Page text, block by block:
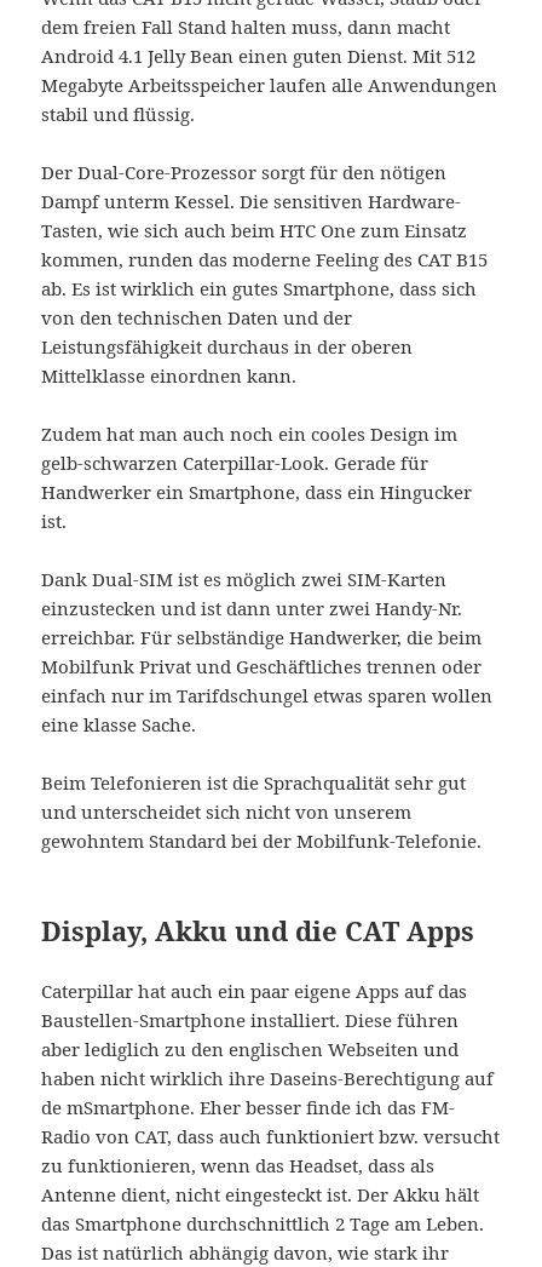
dem freien Fall Stand halten muss, dann macht
Android 4.1 Jelly Bean einen guten Dienst. Mit 512
Megabyte Arbeitsspeicher laufen alle Anwendungen
stabil und flüssig.
Der Dual-Core-Prozessor sorgt für den nötigen
Dampf unterm Kessel. Die sensitiven Hardware-
Tasten, wie sich auch beim HTC One zum Einsatz
kommen, runden das moderne Feeling des CAT B15
ab. Es ist wirklich ein gutes Smartphone, dass sich
von den technischen Daten und der
Leistungsfähigkeit durchaus in der oberen
Mittelklasse einordnen kann.
Zudem hat man auch noch ein cooles Design im
gelb-schwarzen Caterpillar-Look. Gerade für
Handwerker ein Smartphone, dass ein Hingucker
ist.
Dank Dual-SIM ist es möglich zwei SIM-Karten
einzustecken und ist dann unter zwei Handy-Nr.
erreichbar. Für selbständige Handwerker, die beim
Mobilfunk Privat und Geschäftliches trennen oder
einfach nur im Tarifdschungel etwas sparen wollen
eine klasse Sache.
Beim Telefonieren ist die Sprachqualität sehr gut
und unterscheidet sich nicht von unserem
gewohntem Standard bei der Mobilfunk-Telefonie.
Display, Akku und die CAT Apps
Caterpillar hat auch ein paar eigene Apps auf das
Baustellen-Smartphone installiert. Diese führen
aber lediglich zu den englischen Webseiten und
haben nicht wirklich ihre Daseins-Berechtigung auf
de mSmartphone. Eher besser finde ich das FM-
Radio von CAT, dass auch funktioniert bzw. versucht
zu funktionieren, wenn das Headset, dass als
Antenne dient, nicht eingesteckt ist. Der Akku hält
das Smartphone durchschnittlich 2 Tage am Leben.
Das ist natürlich abhängig davon, wie stark ihr